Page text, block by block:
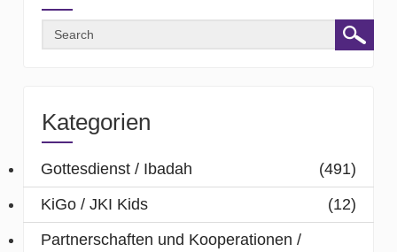
Kategorien
Gottesdienst / Ibadah
(491)
KiGo / JKI Kids
(12)
Partnerschaften und Kooperationen /